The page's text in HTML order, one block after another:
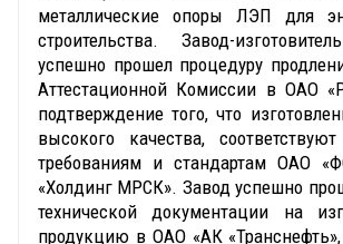
металлические опоры ЛЭП для
строительства. Завод-
успешно прошел процедуру
Аттестационной Комиссии в ОАО
подтверждение того, что
высокого качества,
требованиям и стандартам ОАО
«Холдинг МРСК». Завод успешно
технической документации на
продукцию в ОАО «АК